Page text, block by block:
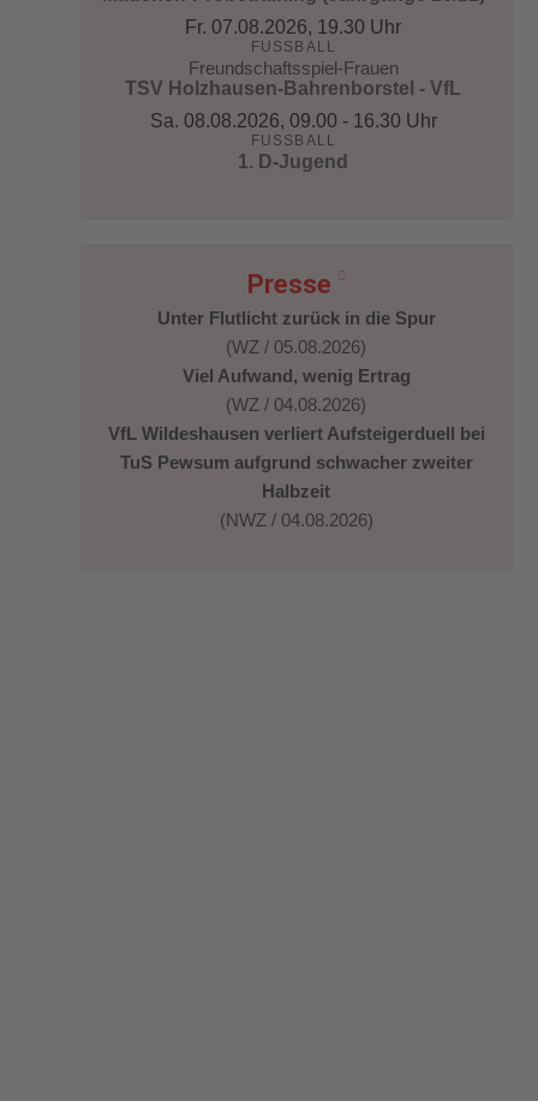
Fr. 07.08.2026, 19.30 Uhr
FUSSBALL
Freundschaftsspiel-Frauen
TSV Holzhausen-Bahrenborstel - VfL
Sa. 08.08.2026, 09.00 - 16.30 Uhr
FUSSBALL
1. D-Jugend
Presse
Unter Flutlicht zurück in die Spur
(WZ / 05.08.2026)
Viel Aufwand, wenig Ertrag
(WZ / 04.08.2026)
VfL Wildeshausen verliert Aufsteigerduell bei
TuS Pewsum aufgrund schwacher zweiter
Halbzeit
(NWZ / 04.08.2026)